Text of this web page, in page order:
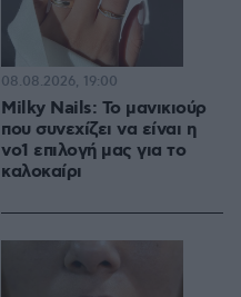
Milky Nails: Το μανικιούρ
που συνεχίζει να είναι η
νο1 επιλογή μας για το
καλοκαίρι
08.08.2026, 19:00